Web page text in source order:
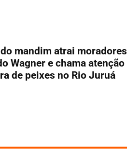
mandim atrai moradores
Wagner e chama atenção
de peixes no Rio Juruá